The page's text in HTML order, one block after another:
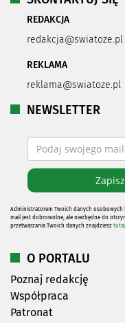
REDAKCJA
redakcja@swiatoze.pl
REKLAMA
reklama@swiatoze.pl
NEWSLETTER
Administratorem Twoich danych osobowych
mail jest dobrowolne, ale niezbędne do
przetwarzania Twoich danych znajdziesz tutaj
O PORTALU
Poznaj redakcję
Współpraca
Patronat